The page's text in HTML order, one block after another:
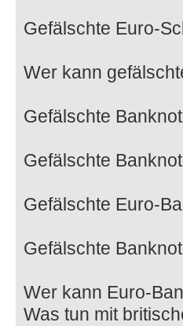
Gefälschte Euro-
Wer kann
Gefälschte
Gefälschte
Gefälschte Euro-
Gefälschte
Wer kann Euro-
Was tun mit